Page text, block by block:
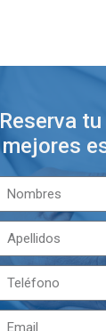
Reserva
mejores